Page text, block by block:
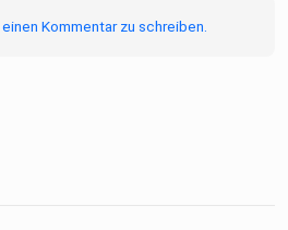
Kommentar zu schreiben.